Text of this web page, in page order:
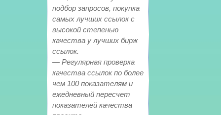
подбор запросов, покупка
самых лучших ссылок с
высокой степенью
качества у лучших бирж
ссылок.
— Регулярная проверка
качества ссылок по более
чем 100 показателям и
ежедневный пересчет
показателей качества